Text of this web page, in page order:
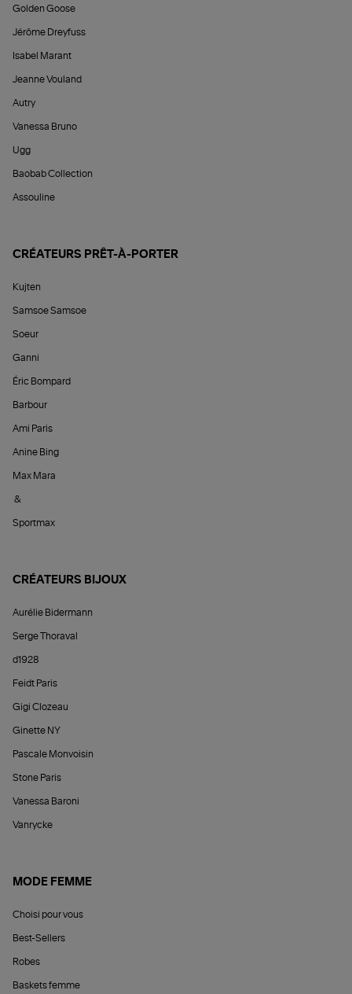
Golden Goose
Jérôme Dreyfuss
Isabel Marant
Jeanne Vouland
Autry
Vanessa Bruno
Ugg
Baobab Collection
Assouline
CRÉATEURS PRÊT-À-PORTER
Kujten
Samsoe Samsoe
Soeur
Ganni
Éric Bompard
Barbour
Ami Paris
Anine Bing
Max Mara
&
Sportmax
CRÉATEURS BIJOUX
Aurélie Bidermann
Serge Thoraval
d1928
Feidt Paris
Gigi Clozeau
Ginette NY
Pascale Monvoisin
Stone Paris
Vanessa Baroni
Vanrycke
MODE FEMME
Choisi pour vous
Best-Sellers
Robes
Baskets femme